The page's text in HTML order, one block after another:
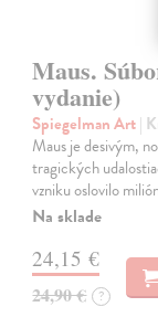
Maus.
vydanie)
Spiegelman Art|
Maus je desivým,
tragických
vzniku oslovilo
Na sklade
24,15 €
24,90 € ?